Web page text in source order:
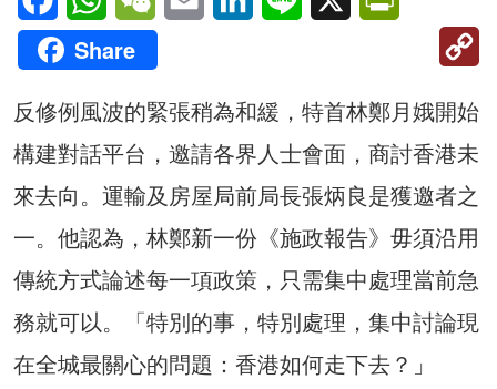
Share
反修例風波的緊張稍為和緩，特首林鄭月娥開始
構建對話平台，邀請各界人士會面，商討香港未
來去向。運輸及房屋局前局長張炳良是獲邀者之
一。他認為，林鄭新一份《施政報告》毋須沿用
傳統方式論述每一項政策，只需集中處理當前急
務就可以。「特別的事，特別處理，集中討論現
在全城最關心的問題：香港如何走下去？」